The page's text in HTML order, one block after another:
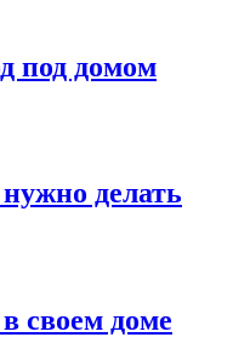
под домом
делать
своем доме